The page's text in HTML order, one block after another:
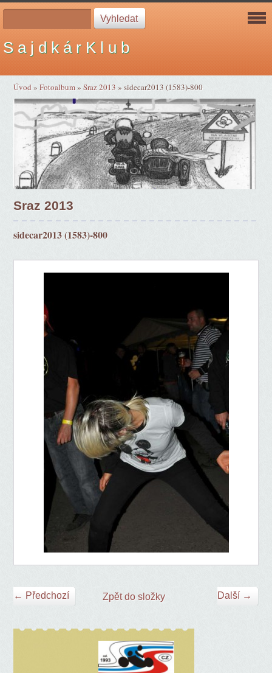
S a j d k á r K l u b
Úvod »Fotoalbum»Sraz 2013 »sidecar2013 (1583)-800
Sraz 2013
sidecar2013 (1583)-800
← Předchozí Další →
Zpět do složky